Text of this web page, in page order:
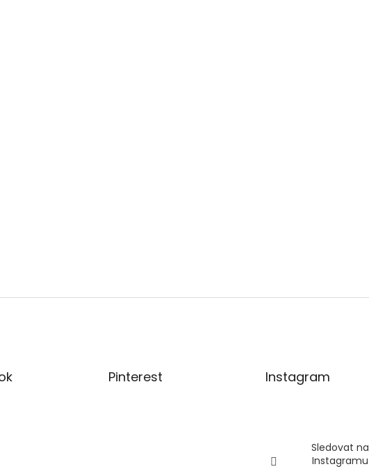
Pinterest Instagram
Sledovat na
Instagramu